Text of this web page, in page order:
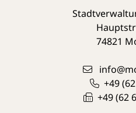
74821
+49 (62
+49 (62